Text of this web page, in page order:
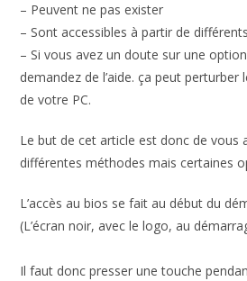
– Peuvent ne pas exister
– Sont accessibles à partir de
– Si vous avez un doute sur une
demandez de l’aide. ça peut
de votre PC.
Le but de cet article est donc de vous
différentes méthodes mais certaines
L’accès au bios se fait au début du
(L’écran noir, avec le logo, au
Il faut donc presser une touche